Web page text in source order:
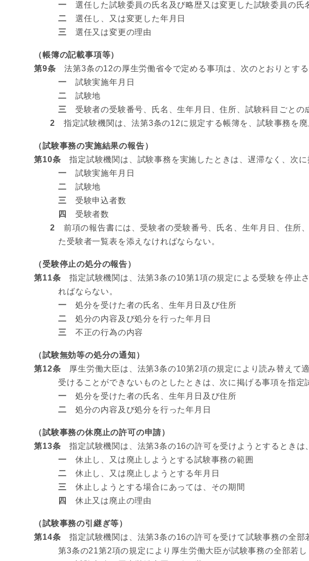
一 選任した試験委員の氏名及び略歴又は変更した試験委員の氏
二 選任し、又は変更した年月日
三
選任又は変更の理由
（帳簿の記載事項等）
第9条 法第3条の12の厚生労働省令で定める事項は、次のとおりとする
一 試験実施年月日
二 試験地
三
受験者の受験番号、氏名、生年月日、住所、試験科目ごと
2 指定試験機関は、法第3条の12に規定する帳簿を、試験事務を廃
（試験事務の実施結果の報告）
第10条 指定試験機関は、試験事務を実施したときは、遅滞なく、次
一 試験実施年月日
二 試験地
三
受験申込者数
四
受験者数
2 前項の報告書には、受験者の受験番号、氏名、生年月日、住所
た受験者一覧表を添えなければならない。
（受験停止の処分の報告）
第11条 指定試験機関は、法第3条の10第1項の規定による受験を停止
ればならない。
一 処分を受けた者の氏名、生年月日及び住所
二 処分の内容及び処分を行った年月日
三
不正の行為の内容
（試験無効等の処分の通知）
第12条 厚生労働大臣は、法第3条の10第2項の規定により読み替えて
受けることができないものとしたときは、次に掲げる事項を指定
一 処分を受けた者の氏名、生年月日及び住所
二 処分の内容及び処分を行った年月日
（試験事務の休廃止の許可の申請）
第13条 指定試験機関は、法第3条の16の許可を受けようとするときは
一 休止し、又は廃止しようとする試験事務の範囲
二 休止し、又は廃止しようとする年月日
三
休止しようとする場合にあっては、その期間
四
休止又は廃止の理由
（試験事務の引継ぎ等）
第14条 指定試験機関は、法第3条の16の許可を受けて試験事務の全
第3条の21第2項の規定により厚生労働大臣が試験事務の全部若